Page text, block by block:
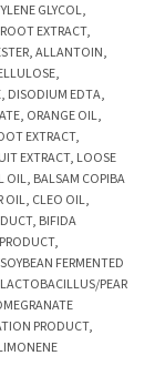
GLYCOL,
EXTRACT,
ALLANTOIN,
DISODIUM EDTA,
ORANGE OIL,
EXTRACT,
EXTRACT, LOOSE
OIL, BALSAM COPIBA
OIL, CLEO OIL,
BIFIDA
FERMENTED
PEAR
PRODUCT,